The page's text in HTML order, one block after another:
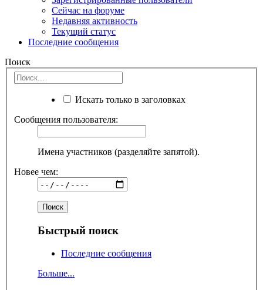
Сейчас на форуме
Недавняя активность
Текущий статус
Последние сообщения
Поиск
Искать только в заголовках
Сообщения пользователя:
Имена участников (разделяйте запятой).
Новее чем:
Быстрый поиск
Последние сообщения
Больше...